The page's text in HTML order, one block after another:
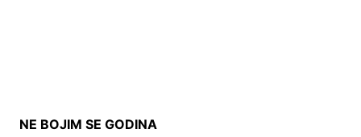
NE BOJIM SE GODINA